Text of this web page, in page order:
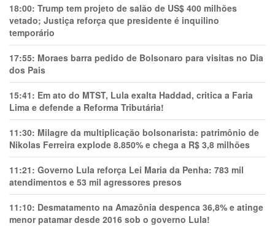
18:00: Trump tem projeto de salão de US$ 400 milhões
vetado; Justiça reforça que presidente é inquilino
temporário
17:55: Moraes barra pedido de Bolsonaro para visitas no Dia
dos Pais
15:41: Em ato do MTST, Lula exalta Haddad, critica a Faria
Lima e defende a Reforma Tributária!
11:30: Milagre da multiplicação bolsonarista: patrimônio de
Nikolas Ferreira explode 8.850% e chega a R$ 3,8 milhões
11:21: Governo Lula reforça Lei Maria da Penha: 783 mil
atendimentos e 53 mil agressores presos
11:10: Desmatamento na Amazônia despenca 36,8% e atinge
menor patamar desde 2016 sob o governo Lula!